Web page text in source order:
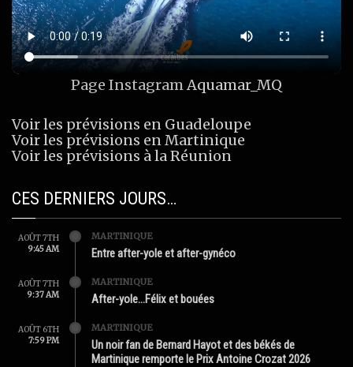
Page InstagramAquamar_MQ
Voir les prévisions en Guadeloupe
Voir les prévisions en Martinique
Voir les prévisions à la Réunion
CES DERNIERS JOURS…
AOÛT 7TH
9:45 AM
MARTINIQUE
Entre after-yole et after-gynéco
AOÛT 7TH
9:37 AM
MARTINIQUE
After-yole…Félix et bouées
AOÛT 6TH
7:59 PM
MARTINIQUE
Un noir fan de Bernard Hayot et des békés de
Martinique remporte le Prix Antoine Crozat 2026